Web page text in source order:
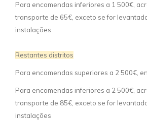
Para encomendas inferiores a 1 500€,
transporte de 65€, exceto se for
instalações
Restantes distritos
Para encomendas superiores a 2 500€,
Para encomendas inferiores a 2 500€,
transporte de 85€, exceto se for
instalações